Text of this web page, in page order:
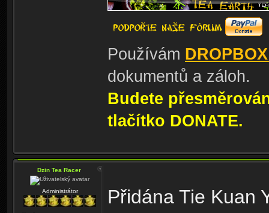
Používám
dokumentů a záloh.
Budete
tlačítko DONATE.
Dzin Tea Racer
Administrátor Přidána Tie Kuan